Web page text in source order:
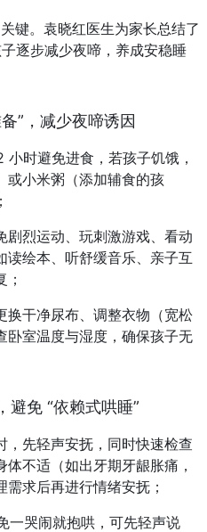
键。袁晓红医生为家长总结了
逐步减少夜啼，养成安稳睡
”，减少夜啼诱因
小时避免进食，若孩子饥饿，
或小米粥（添加辅食的孩
剧烈运动、玩刺激游戏、看动
读绘本、听舒缓音乐、亲子互
换干净尿布、调整衣物（宽松
卧室温度与湿度，确保孩子无
避免 “依赖式哄睡”
，先轻声安抚，同时快速检查
不适（如出牙期牙龈胀痛，
求后再进行情绪安抚；
一哭闹就抱哄，可先轻声说